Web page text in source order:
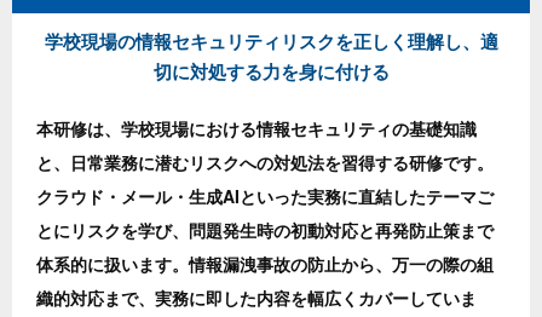
学校現場の情報セキュリティリスクを正しく理解し、適
切に対処する力を身に付ける
本研修は、学校現場における情報セキュリティの基礎知識
と、日常業務に潜むリスクへの対処法を習得する研修です。
クラウド・メール・生成AIといった実務に直結したテーマご
とにリスクを学び、問題発生時の初動対応と再発防止策まで
体系的に扱います。情報漏洩事故の防止から、万一の際の組
織的対応まで、実務に即した内容を幅広くカバーしていま